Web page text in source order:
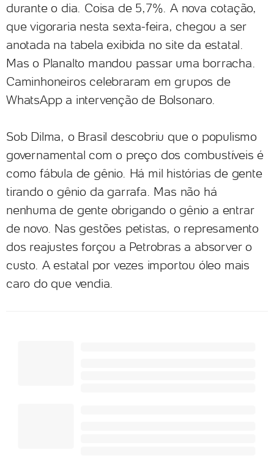
durante o dia. Coisa de 5,7%. A nova cotação,
que vigoraria nesta sexta-feira, chegou a ser
anotada na tabela exibida no site da estatal.
Mas o Planalto mandou passar uma borracha.
Caminhoneiros celebraram em grupos de
WhatsApp a intervenção de Bolsonaro.
Sob Dilma, o Brasil descobriu que o populismo
governamental com o preço dos combustíveis é
como fábula de gênio. Há mil histórias de gente
tirando o gênio da garrafa. Mas não há
nenhuma de gente obrigando o gênio a entrar
de novo. Nas gestões petistas, o represamento
dos reajustes forçou a Petrobras a absorver o
custo. A estatal por vezes importou óleo mais
caro do que vendia.